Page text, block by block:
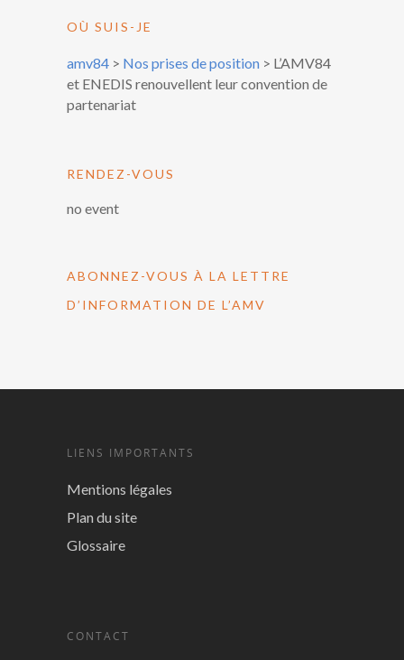
OÙ SUIS-JE
amv84 > Nos prises de position > L’AMV84
et ENEDIS renouvellent leur convention de
partenariat
RENDEZ-VOUS
no event
ABONNEZ-VOUS À LA LETTRE
D’INFORMATION DE L’AMV
LIENS IMPORTANTS
Mentions légales
Plan du site
Glossaire
CONTACT